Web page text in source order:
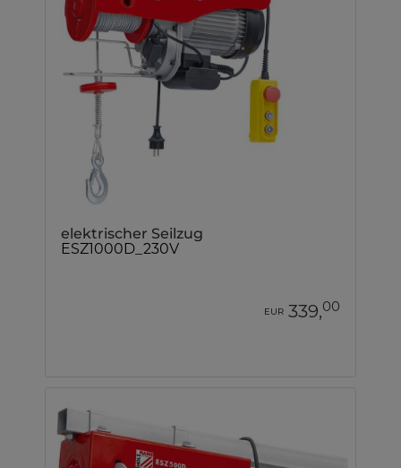
elektrischer Seilzug
ESZ1000D_230V
EUR 339,00